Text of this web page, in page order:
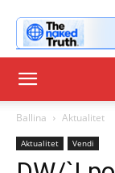
Ballina Aktualitet
Aktualitet Vendi